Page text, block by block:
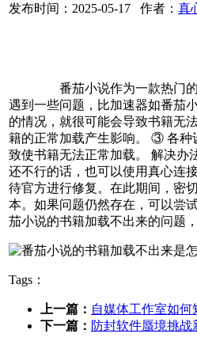
发布时间：2025-05-17 作者： 真
番茄小说作为一款热门的在线
遇到一些问题，比加速器如番茄
的情况，就很可能会导致书籍无
籍的正常加载产生影响。 ③ 各种
致使书籍无法正常加载。 解决办
还不行的话，也可以使用真心连
待官方进行修复。在此期间，密
本。如果问题仍然存在，可以尝
茄小说的书籍加载不出来的
Tags：
上一篇： 自媒体工作室如何
下一篇： 防封软件蜃境挑战